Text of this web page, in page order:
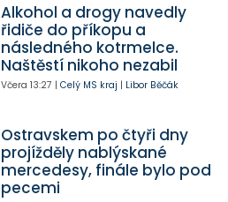
Alkohol a drogy navedly
řidiče do příkopu a
následného kotrmelce.
Naštěstí nikoho nezabil
Včera 13:27 | Celý MS kraj | Libor Běčák
Ostravskem po čtyři dny
projížděly nablýskané
mercedesy, finále bylo pod
pecemi